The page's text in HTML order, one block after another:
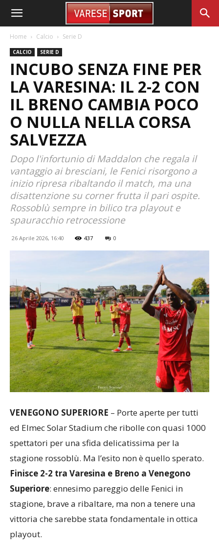
Home Calcio Serie D
CALCIO SERIE D
INCUBO SENZA FINE PER
LA VARESINA: IL 2-2 CON
IL BRENO CAMBIA POCO
O NULLA NELLA CORSA
SALVEZZA
Dopo l'infortunio di Maddalon che regala il
vantaggio ai bresciani, le Fenici risorgono a
inizio ripresa ribaltando il match, ma una
disattenzione su corner frutta il pari ospite.
Rossoblù sempre in bilico tra playout e
spauracchio retrocessione
26 Aprile 2026, 16:40 437 0
VENEGONO SUPERIORE – Porte aperte per tutti
ed Elmec Solar Stadium che ribolle con quasi 1000
spettatori per una sfida delicatissima per la
stagione rossoblù. Ma l’esito non è quello sperato.
Finisce 2-2 tra Varesina e Breno a Venegono
Superiore: ennesimo pareggio delle Fenici in
stagione, brave a ribaltare, ma non a tenere una
vittoria che sarebbe stata fondamentale in ottica
playout.